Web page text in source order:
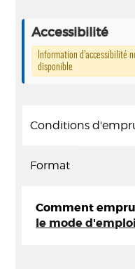
Accessibilité
Information d’accessibilité
disponible
Conditions
Format
Comment
le mode d'emploi